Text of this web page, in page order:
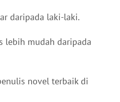
daripada laki-laki.
lebih mudah daripada
novel terbaik di